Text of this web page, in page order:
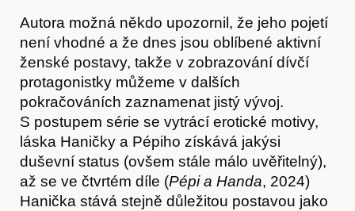
O nás
Autora možná někdo upozornil, že jeho pojetí
není vhodné a že dnes jsou oblíbené aktivní
ženské postavy, takže v zobrazování dívčí
protagonistky můžeme v dalších
pokračováních zaznamenat jistý vývoj.
S postupem série se vytrácí erotické motivy,
láska Haničky a Pépiho získává jakýsi
duševní status (ovšem stále málo uvěřitelný),
až se ve čtvrtém díle (Pépi a Handa, 2024)
Hanička stává stejně důležitou postavou jako